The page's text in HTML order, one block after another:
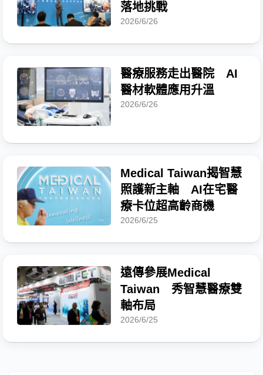
落地挑戰
2026/6/26
醫療服務走出醫院 AI
醫材軟體應用升溫
2026/6/26
Medical Taiwan揭智慧
照護新主軸 AI在宅醫
療卡位超高齡商機
2026/6/25
遠傳參展Medical
Taiwan 秀智慧醫療雙
軸布局
2026/6/25